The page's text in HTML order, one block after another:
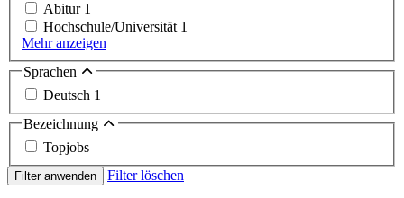
Abitur 1
Hochschule/Universität 1
Mehr anzeigen
Sprachen
Deutsch 1
Bezeichnung
Topjobs
Filter anwenden Filter löschen